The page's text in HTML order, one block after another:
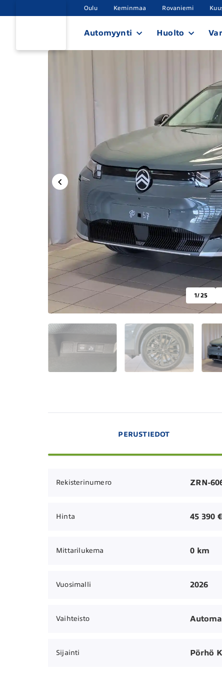
Oulu Keminmaa Rovaniemi
Automyynti Huolto
1/ 25
PERUSTIEDOT
Rekisterinumero ZRN-
Hinta 45 390 €
Mittarilukema 0 km
Vuosimalli 2026
Vaihteisto
Sijainti Pörhö